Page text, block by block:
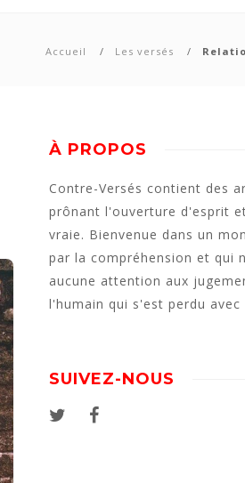
Accueil Les versés
À PROPOS
Contre-Versés contient des
prônant l'ouverture d'esprit
vraie. Bienvenue dans un
par la compréhension et qui
aucune attention aux
l'humain qui s'est perdu avec
SUIVEZ-NOUS